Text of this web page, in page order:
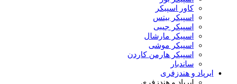
کاور اسپیکر
اسپیکر بیتس
اسپیکر جیبی
اسپیکر مارشال
اسپیکر موشی
اسپیکر هارمن کاردن
ساندبار
ایرپاد و هندزفری